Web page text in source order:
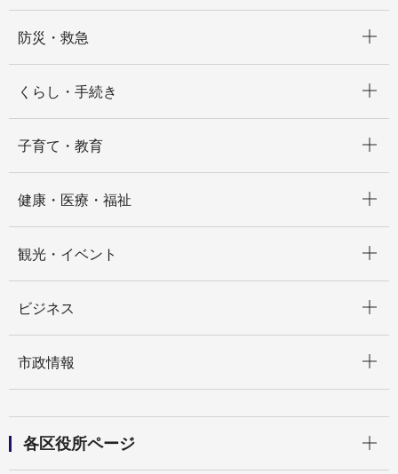
防災・救急
くらし・手続き
子育て・教育
健康・医療・福祉
観光・イベント
ビジネス
市政情報
各区役所ページ